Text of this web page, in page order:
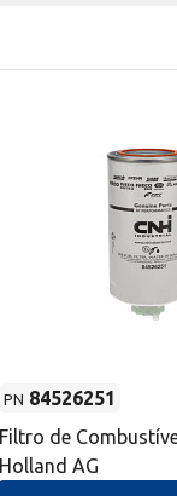
PN 84526251
Filtro de
Holland AG